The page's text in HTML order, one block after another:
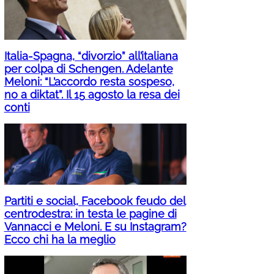
Italia-Spagna, “divorzio” all’italiana
per colpa di Schengen. Adelante
Meloni: “L’accordo resta sospeso,
no a diktat”. Il 15 agosto la resa dei
conti
Partiti e social, Facebook feudo del
centrodestra: in testa le pagine di
Vannacci e Meloni. E su Instagram?
Ecco chi ha la meglio